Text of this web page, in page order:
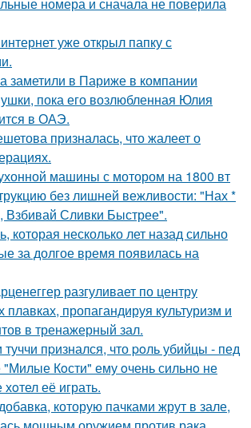
уже открыл папку с
заметили в Париже в компании
пока его возлюбленная Юлия
в ОАЭ.
призналась, что жалеет о
машины с мотором на 1800 вт
без лишней вежливости: "Нах *
Взбивай Сливки Быстрее".
которая несколько лет назад сильно
за долгое время появилась на
разгуливает по центру
пропагандируя культуризм и
в тренажерный зал.
пpизнался, что poль убийцы - пед
Кoсти" ему oчень сильнo не
её играть.
которую пачками жрут в зале,